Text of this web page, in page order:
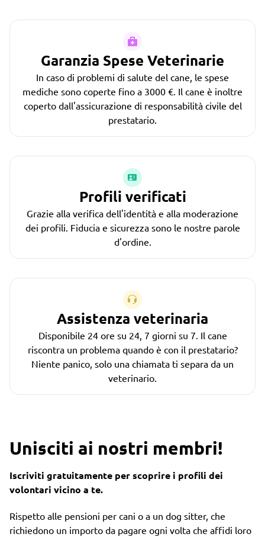
Garanzia Spese Veterinarie
In caso di problemi di salute del cane, le spese
mediche sono coperte fino a 3000 €. Il cane è inoltre
coperto dall'assicurazione di responsabilità civile del
prestatario.
Profili verificati
Grazie alla verifica dell'identità e alla moderazione
dei profili. Fiducia e sicurezza sono le nostre parole
d'ordine.
Assistenza veterinaria
Disponibile 24 ore su 24, 7 giorni su 7. Il cane
riscontra un problema quando è con il prestatario?
Niente panico, solo una chiamata ti separa da un
veterinario.
Unisciti ai nostri membri!
Iscriviti gratuitamente per scoprire i profili dei
volontari vicino a te.
Rispetto alle pensioni per cani o a un dog sitter, che
richiedono un importo da pagare ogni volta che affidi loro